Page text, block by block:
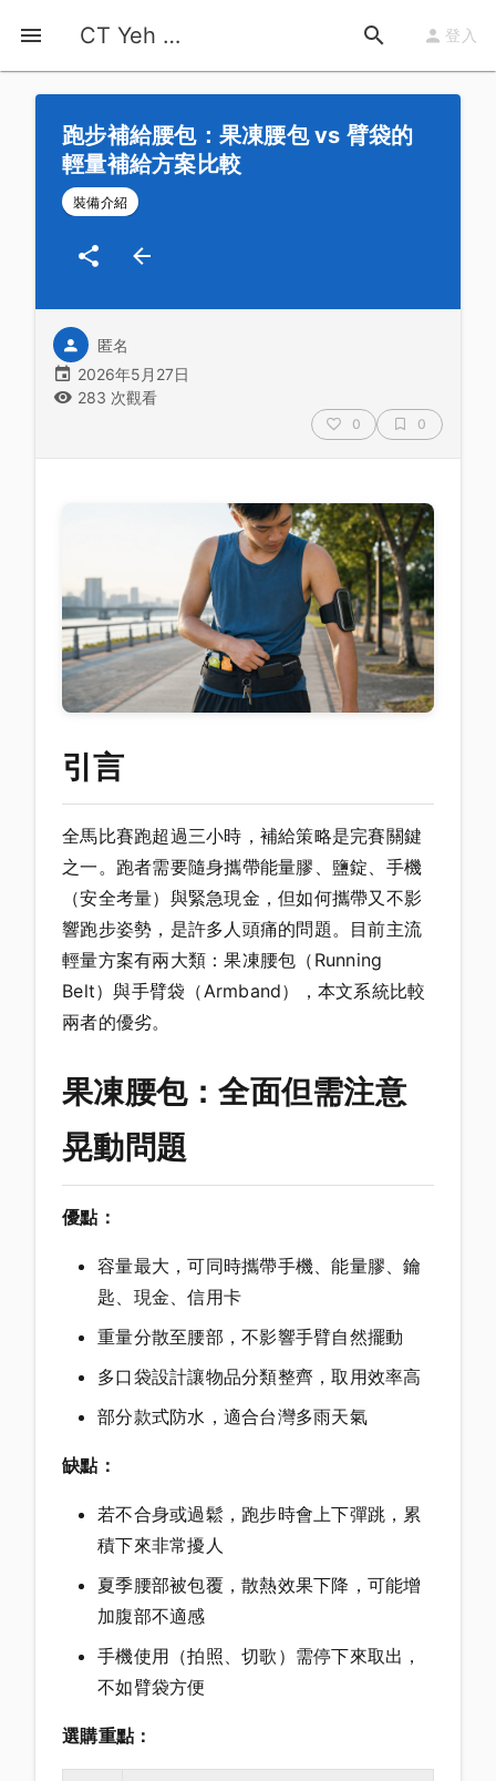
CT Yeh 公路車基地 登入
首頁 運動知識
跑步補給腰包：果凍腰包 vs 臂袋的
輕量補給方案比較
裝備介紹
匿名
2026年5月27日
283 次觀看
0 0
引言
全馬比賽跑超過三小時，補給策略是完賽關鍵
之一。跑者需要隨身攜帶能量膠、鹽錠、手機
（安全考量）與緊急現金，但如何攜帶又不影
響跑步姿勢，是許多人頭痛的問題。目前主流
輕量方案有兩大類：果凍腰包（Running
Belt）與手臂袋（Armband），本文系統比較
兩者的優劣。
果凍腰包：全面但需注意
晃動問題
優點：
容量最大，可同時攜帶手機、能量膠、鑰
匙、現金、信用卡
重量分散至腰部，不影響手臂自然擺動
多口袋設計讓物品分類整齊，取用效率高
部分款式防水，適合台灣多雨天氣
缺點：
若不合身或過鬆，跑步時會上下彈跳，累
積下來非常擾人
夏季腰部被包覆，散熱效果下降，可能增
加腹部不適感
手機使用（拍照、切歌）需停下來取出，
不如臂袋方便
選購重點：